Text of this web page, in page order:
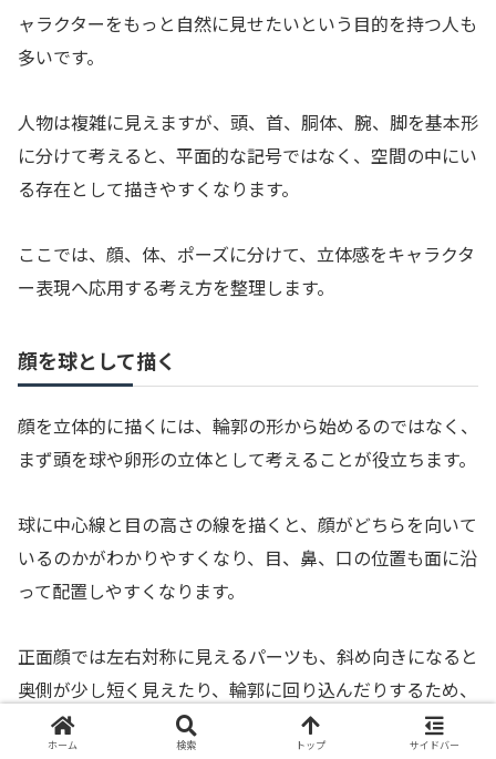
ャラクターをもっと自然に見せたいという目的を持つ人も
多いです。
人物は複雑に見えますが、頭、首、胴体、腕、脚を基本形
に分けて考えると、平面的な記号ではなく、空間の中にい
る存在として描きやすくなります。
ここでは、顔、体、ポーズに分けて、立体感をキャラクタ
ー表現へ応用する考え方を整理します。
顔を球として描く
顔を立体的に描くには、輪郭の形から始めるのではなく、
まず頭を球や卵形の立体として考えることが役立ちます。
球に中心線と目の高さの線を描くと、顔がどちらを向いて
いるのかがわかりやすくなり、目、鼻、口の位置も面に沿
って配置しやすくなります。
正面顔では左右対称に見えるパーツも、斜め向きになると
奥側が少し短く見えたり、輪郭に回り込んだりするため、
平面の記号として並べると違和感が出ます。
ホーム 検索 トップ サイドバー